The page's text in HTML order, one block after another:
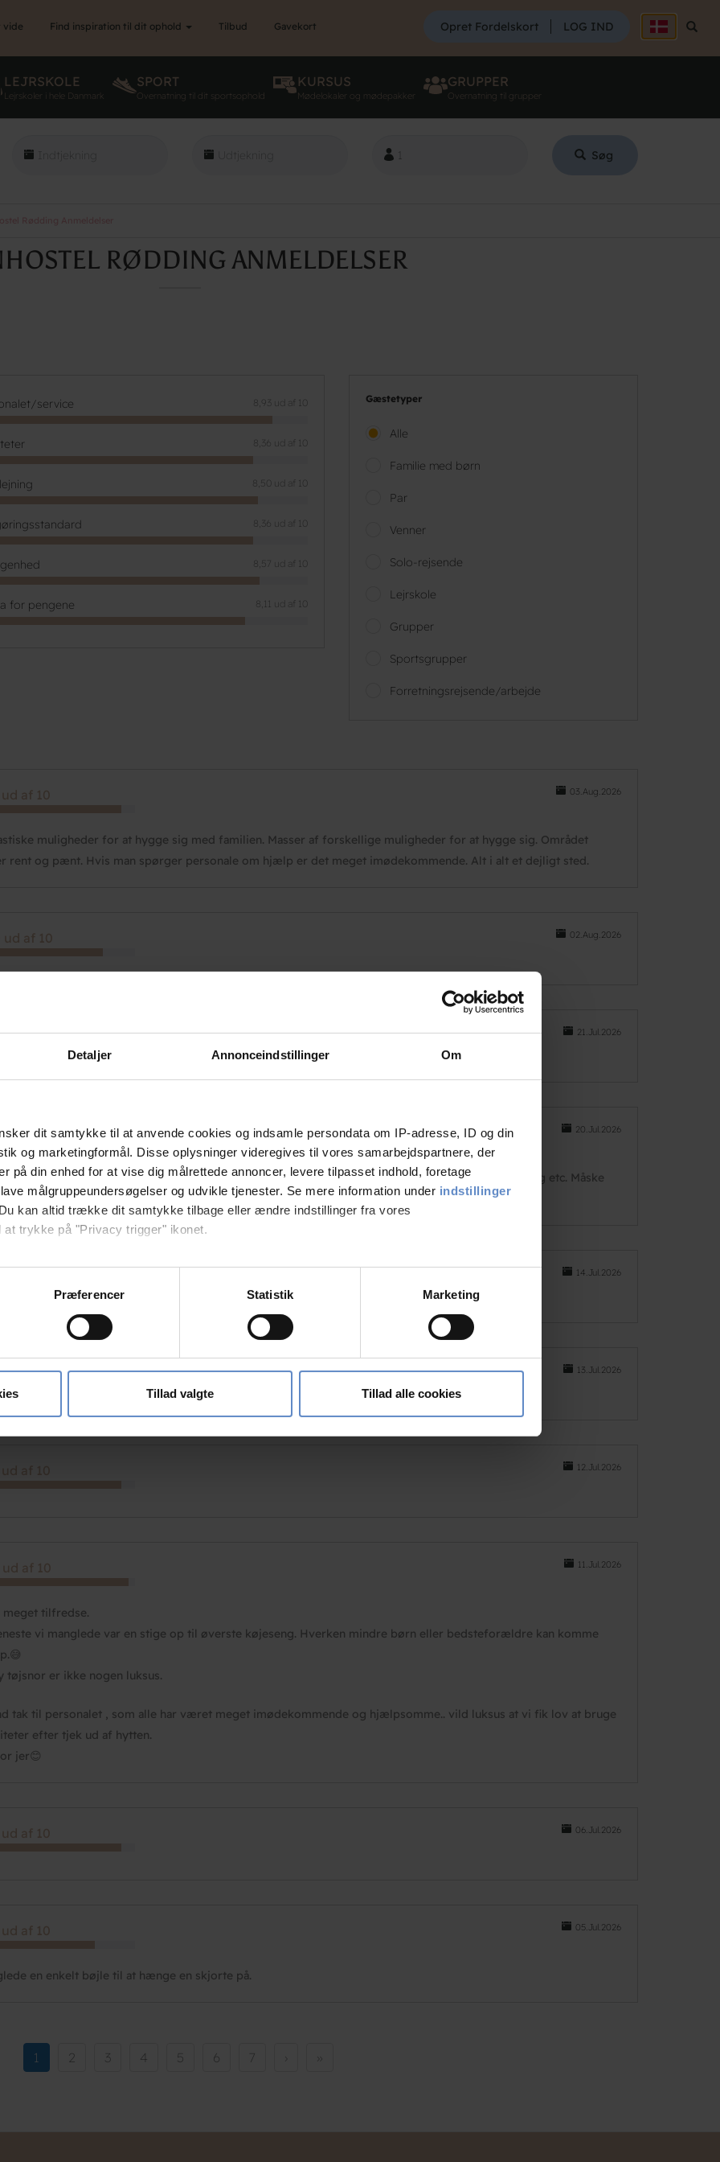
Detaljer Annonceindstillinger Om
dit samtykke til at anvende cookies og indsamle persondata om IP-adresse, ID og din
og marketingformål. Disse oplysninger videregives til vores samarbejdspartnere, der
på din enhed for at vise dig målrettede annoncer, levere tilpasset indhold, foretage
målgruppeundersøgelser og udvikle tjenester. Se mere information under indstillinger
kan altid trække dit samtykke tilbage eller ændre indstillinger fra vores
at trykke på "Privacy trigger" ikonet.
gerne:
om din placering, der kan være nøjagtig inden for få meter
vores indhold og annoncer, til at vise dig funktioner til sociale medier og til at analysere
om din brug af vores hjemmeside med vores partnere inden for sociale medier,
Præferencer Statistik Marketing
Tillad valgte Tillad alle cookies
SØG
Søg
Opret Fordelskort LOG IND
vide Find inspiration til dit ophold Tilbud Gavekort
LEJRSKOLE
Lejrskoler i hele Danmark
SPORT
Overnatning til dit sportsophold
KURSUS
Mødelokaler og mødepakker
GRUPPER
Overnatning til grupper
Søg
RØDDING ANMELDELSER
service 8,93 ud af 10
8,36 ud af 10
8,50 ud af 10
8,36 ud af 10
8,57 ud af 10
for pengene 8,11 ud af 10
Gæstetyper
Alle
Familie med børn
Par
Venner
Solo-rejsende
Lejrskole
Grupper
Sportsgrupper
Forretningsrejsende/arbejde
03.Aug.2026
ud af 10
muligheder for at hygge sig med familien. Masser af forskellige muligheder for at hygge sig. Området
rent og pænt. Hvis man spørger personale om hjælp er det meget imødekommende. Alt i alt et dejligt sted.
02.Aug.2026
ud af 10
21.Jul.2026
ud af 10
20.Jul.2026
ud af 10
bedre muligheder, for selv at kunne booke, det som er inkluderet i opholdet. Padle-Tennis-bowling etc. Måske
app.
14.Jul.2026
13.Jul.2026
ud af 10
12.Jul.2026
11.Jul.2026
ud af 10
meget tilfredse.
vi manglede var en stige op til øverste køjeseng. Hverken mindre børn eller bedsteforældre kan komme
tøjsnor er ikke nogen luksus.
tak til personalet , som alle har været meget imødekommende og hjælpsomme.. vild luksus at vi fik lov at bruge
efter tjek ud af hytten.
jer😊
06.Jul.2026
ud af 10
05.Jul.2026
ud af 10
en enkelt bøjle til at hænge en skjorte på.
Current
page
1 Side
2 Side
3 Side
4 Side
5 Side
6 Side
7